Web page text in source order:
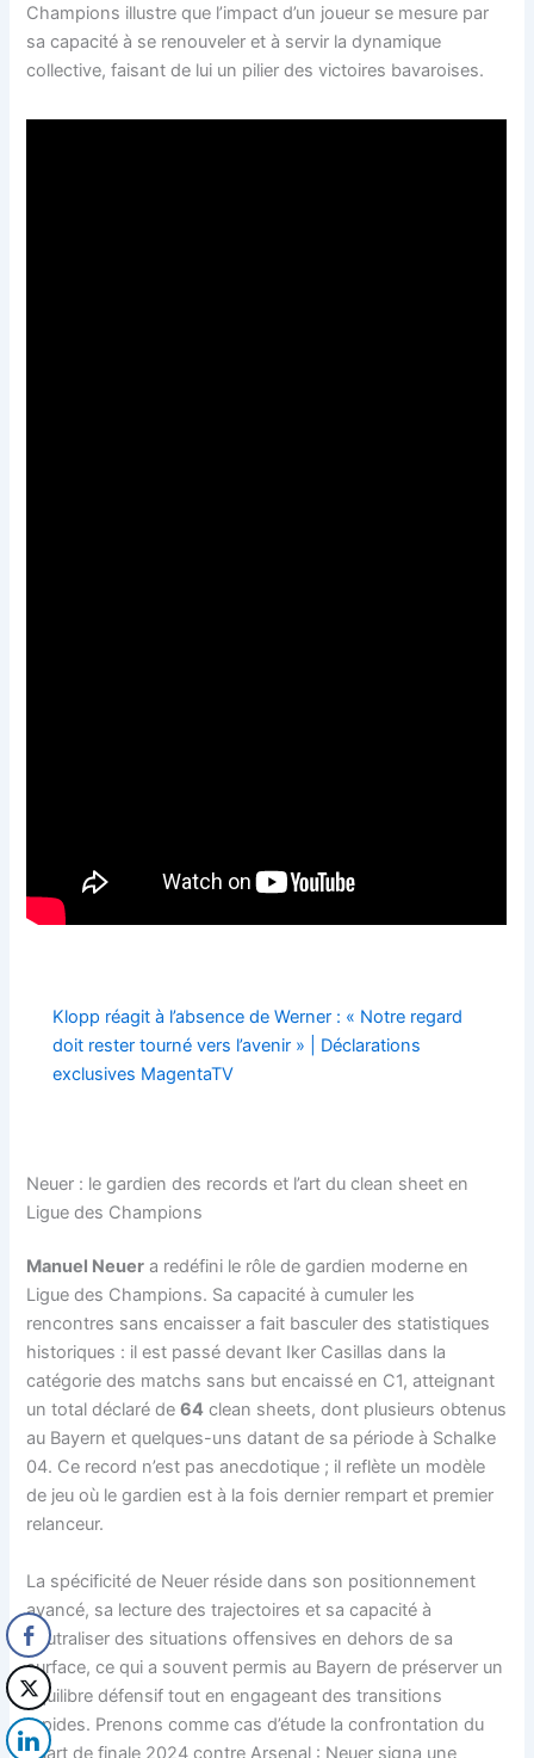
Champions illustre que l’impact d’un joueur se mesure par
sa capacité à se renouveler et à servir la dynamique
collective, faisant de lui un pilier des victoires bavaroises.
Klopp réagit à l’absence de Werner : « Notre regard
doit rester tourné vers l’avenir » | Déclarations
exclusives MagentaTV
Neuer : le gardien des records et l’art du clean sheet en
Ligue des Champions
Manuel Neuer a redéfini le rôle de gardien moderne en
Ligue des Champions. Sa capacité à cumuler les
rencontres sans encaisser a fait basculer des statistiques
historiques : il est passé devant Iker Casillas dans la
catégorie des matchs sans but encaissé en C1, atteignant
un total déclaré de64 clean sheets, dont plusieurs obtenus
au Bayern et quelques-uns datant de sa période à Schalke
04. Ce record n’est pas anecdotique ; il reflète un modèle
de jeu où le gardien est à la fois dernier rempart et premier
relanceur.
La spécificité de Neuer réside dans son positionnement
avancé, sa lecture des trajectoires et sa capacité à
neutraliser des situations offensives en dehors de sa
surface, ce qui a souvent permis au Bayern de préserver un
équilibre défensif tout en engageant des transitions
rapides. Prenons comme cas d’étude la confrontation du
quart de finale 2024 contre Arsenal : Neuer signa une